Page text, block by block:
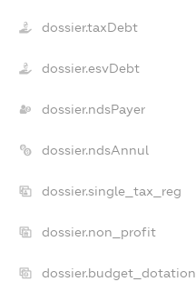
dossier.taxDebt
dossier.esvDebt
dossier.ndsPayer
dossier.ndsAnnul
dossier.single_tax_reg
dossier.non_profit
dossier.budget_dotation